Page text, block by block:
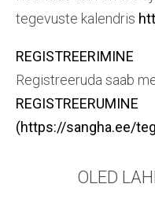
tegevuste kalendris
REGISTREERIMINE
Registreeruda saab
REGISTREERUMINE
(https://sangha.ee/
OLED